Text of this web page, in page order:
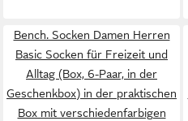
Bench. Socken Damen Herren
Basic Socken für Freizeit und
Alltag (Box, 6-Paar, in der
Geschenkbox) in der praktischen
Box mit verschiedenfarbigen